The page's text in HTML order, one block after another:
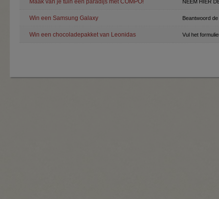
Maak van je tuin een paradijs met COMPO! NEEM HIER
Win een Samsung Galaxy Beantwoord
Win een chocoladepakket van Leonidas Vul het